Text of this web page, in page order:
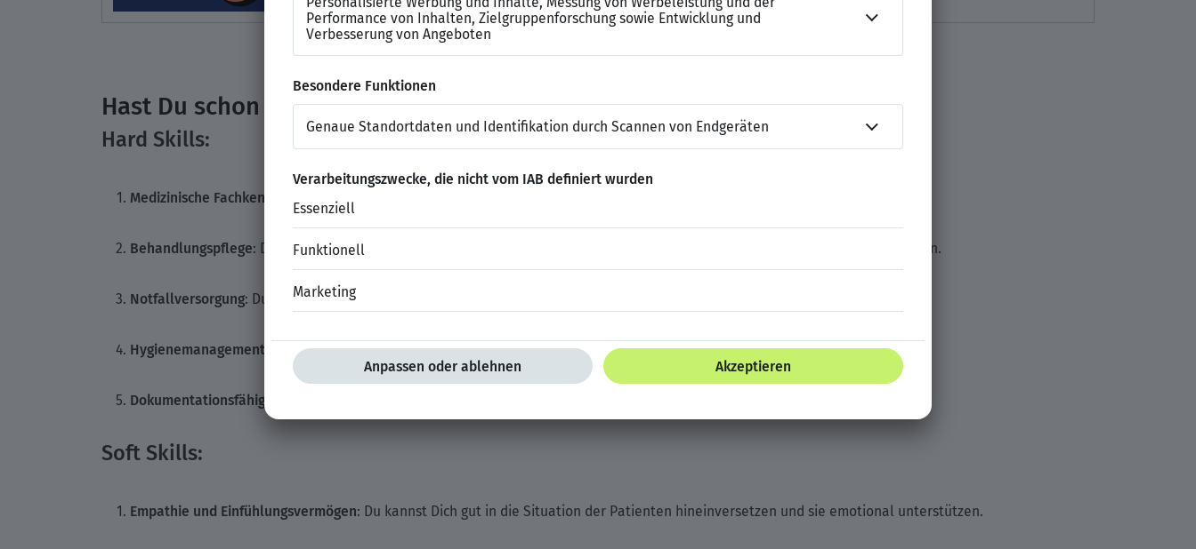
Hast Du schon die wichtigsten Skills, die ein Krankenpfleger braucht?
Hard Skills:
Medizinische Fachkenntnisse : Du hast ein breites Wissen über Krankheiten, Pflegeprozesse und Behandlungsmethoden.
Behandlungspflege: Du kannst medizinische Anordnungen durchführen, z.B. Medikamente verabreichen und Verbände wechseln.
Notfallversorgung: Du bist in der Ersten Hilfe ausgebildet und kannst bei Notfällen lebensrettende Maßnahmen ergreifen.
Hygienemanagement : Du kennst die Hygienevorschriften und sorgst für deren Einhaltung.
Dokumentationsfähigkeit
Soft Skills:
Empathie und Einfühlungsvermögen: Du kannst Dich gut in die Situation der Patienten hineinversetzen und sie emotional unterstützen.